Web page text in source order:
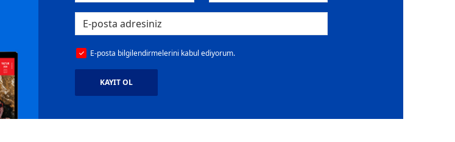
E-posta bilgilendirmelerini kabul ediyorum.
KAYIT OL